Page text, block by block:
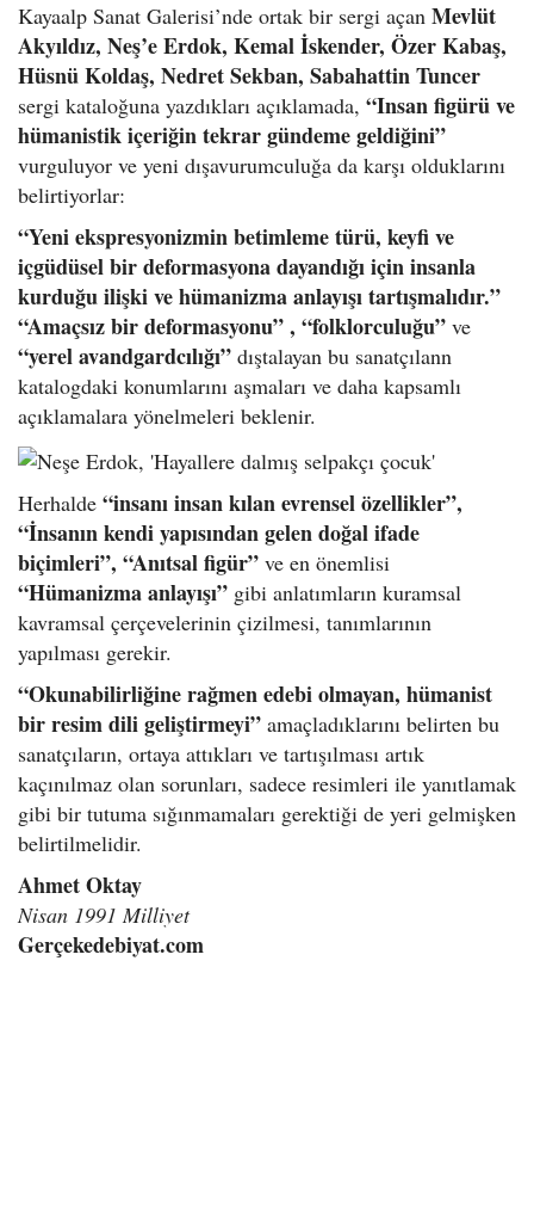
Kayaalp Sanat Galerisi’nde ortak bir sergi açan Mevlüt
Akyıldız, Neş’e Erdok, Kemal İskender, Özer Kabaş,
Hüsnü Koldaş, Nedret Sekban, Sabahattin Tuncer
sergi kataloğuna yazdıkları açıklamada, “Insan figürü ve
hümanistik içeriğin tekrar gündeme geldiğini”
vurguluyor ve yeni dışavurumculuğa da karşı olduklarını
belirtiyorlar:
“Yeni ekspresyonizmin betimleme türü, keyfi ve
içgüdüsel bir deformasyona dayandığı için insanla
kurduğu ilişki ve hümanizma anlayışı tartışmalıdır.”
“Amaçsız bir deformasyonu” , “folklorculuğu” ve
“yerel avandgardcılığı” dıştalayan bu sanatçılann
katalogdaki konumlarını aşmaları ve daha kapsamlı
açıklamalara yönelmeleri beklenir.
Herhalde “insanı insan kılan evrensel özellikler”,
“İnsanın kendi yapısından gelen doğal ifade
biçimleri”, “Anıtsal figür” ve en önemlisi
“Hümanizma anlayışı” gibi anlatımların kuramsal
kavramsal çerçevelerinin çizilmesi, tanımlarının
yapılması gerekir.
“Okunabilirliğine rağmen edebi olmayan, hümanist
bir resim dili geliştirmeyi” amaçladıklarını belirten bu
sanatçıların, ortaya attıkları ve tartışılması artık
kaçınılmaz olan sorunları, sadece resimleri ile yanıtlamak
gibi bir tutuma sığınmamaları gerektiği de yeri gelmişken
belirtilmelidir.
Ahmet Oktay
Nisan 1991 Milliyet
Gerçekedebiyat.com